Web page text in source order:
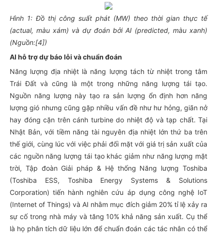
Hình 1: Đồ thị công suất phát (MW) theo thời gian thực tế
(actual, màu xám) và dự đoán bởi AI (predicted, màu xanh)
(Nguồn:[4])
AI hỗ trợ dự báo lỗi và chuẩn đoán
Năng lượng địa nhiệt là năng lượng tách từ nhiệt trong tâm
Trái Đất và cũng là một trong những năng lượng tái tạo.
Nguồn năng lượng này tạo ra sản lượng ổn định hơn năng
lượng gió nhưng cũng gặp nhiều vấn đề như hư hỏng, giãn nở
hay đóng cặn trên cánh turbine do nhiệt độ và tạp chất. Tại
Nhật Bản, với tiềm năng tài nguyên địa nhiệt lớn thứ ba trên
thế giới, cùng lúc với việc phải đối mặt với giá trị sản xuất của
các nguồn năng lượng tái tạo khác giảm như năng lượng mặt
trời, Tập đoàn Giải pháp & Hệ thống Năng lượng Toshiba
(Toshiba ESS, Toshiba Energy Systems & Solutions
Corporation) tiến hành nghiên cứu áp dụng công nghệ IoT
(Internet of Things) và AI nhằm mục đích giảm 20% tỉ lệ xảy ra
sự cố trong nhà máy và tăng 10% khả năng sản xuất. Cụ thể
là họ phân tích dữ liệu lớn để chuẩn đoán các tác nhân có thể